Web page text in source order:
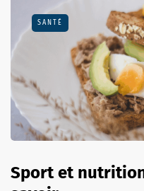
SANTÉ
Sport et